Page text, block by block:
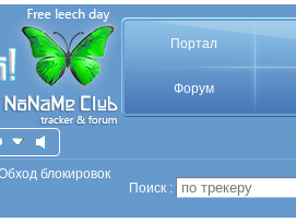
Портал
Форум
блокировок
Поиск :